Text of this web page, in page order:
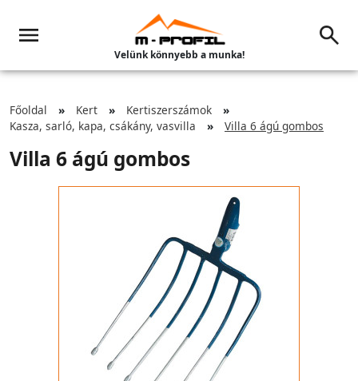
Velünk könnyebb a munka!
Főoldal Kert
Kertiszerszámok
Kasza, sarló, kapa, csákány, vasvilla
Villa 6 ágú gombos
Villa 6 ágú gombos